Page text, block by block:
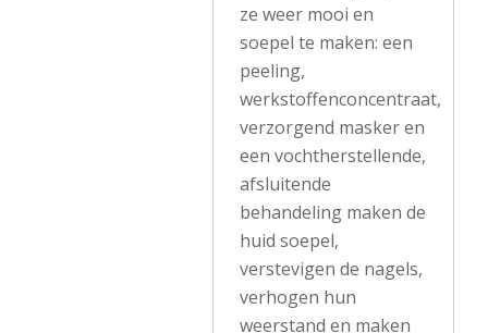
ze weer mooi en
soepel te maken: een
peeling,
werkstoffenconcentraat,
verzorgend masker en
een vochtherstellende,
afsluitende
behandeling maken de
huid soepel,
verstevigen de nagels,
verhogen hun
weerstand en maken